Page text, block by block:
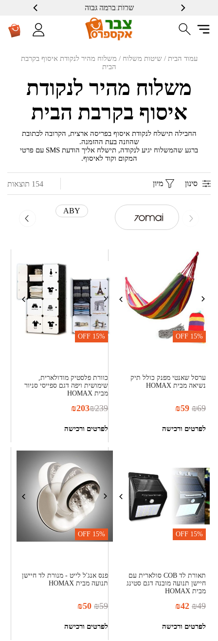
שרות ברמה גבוה
עמוד הבית / שיטות משלוח / משלוח מהיר לנקודת איסוף בקרבת
הבית
משלוח מהיר לנקודת
איסוף בקרבת הבית
החבילה תישלח לנקודת איסוף בפריסה ארצית, הקרובה לכתובת
שהוזנה בעת ההזמנה.
ברגע שהמשלוח יגיע לנקודה, תישלח אליך הודעת SMS עם פרטי
המקום וקוד לאיסוף.
סינון מיון 154 תוצאות
ABY
15%
OFF
ערסל שאנטי מפנק כולל תיק
נשיאה מבית HOMAX
₪69
₪59
לפרטים ורכישה
15%
OFF
כוורת פלסטיק מודולארית,
שימושית ויפה דגם ספייסי סניור
מבית HOMAX
₪239
₪203
לפרטים ורכישה
15%
OFF
תאורת לד COB סולארית עם
חיישן תנועה מובנה דגם סטינג
מבית HOMAX
₪49
₪42
לפרטים ורכישה
15%
OFF
פנס אנג'ל לייט - מנורת לד חיישן
תנועה מבית HOMAX
₪59
₪50
לפרטים ורכישה